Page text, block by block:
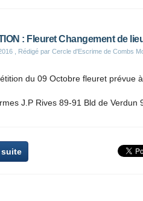
: Fleuret Changement de
, Rédigé par Cercle d'Escrime de Combs
du 09 Octobre fleuret prévue
J.P Rives 89-91 Bld de Verdun
suite